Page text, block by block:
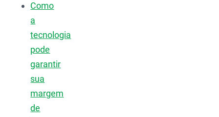
Como
a
tecnologia
pode
garantir
sua
margem
de